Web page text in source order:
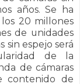
años. Se ha
20 millones
de unidades
sin espejo será
de la
de cámaras
contenido de